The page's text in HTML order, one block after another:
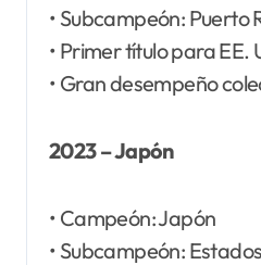
• Subcampeón: Puerto
• Primer título para EE.
• Gran desempeño
2023 – Japón
• Campeón: Japón
• Subcampeón: